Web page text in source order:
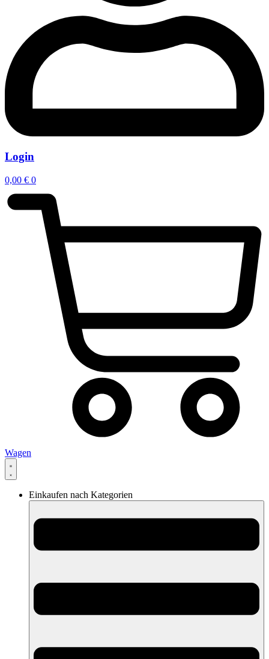
Login
0,00 € 0
Wagen
Einkaufen nach Kategorien